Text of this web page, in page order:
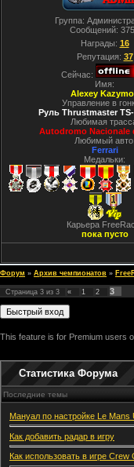
Группа:
Сообщений:
Награды: 16
Репутация: 37
Сейчас:
Имя:
Alexey
Управление в
Руль Thrustmaster TS-
Любимая
Autodromo Nacionale
Любимый авто:
Ferrari
Медальки:
Карьера
пока пусто
Форум » Архив чемпионатов »
Страница 3 из 3 « 1 2 3
This feature is for Premium users
Статистика Форума
Последние темы
Мануал по настройке Le Mans
Как добавить радар в игру
Как использовать в игре Crew